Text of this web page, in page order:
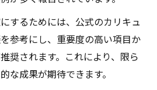
するためには、公式のカリキュ
参考にし、重要度の高い項目か
奨されます。これにより、限ら
な成果が期待できます。